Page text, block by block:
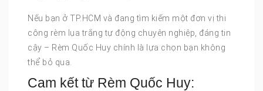
Nếu bạn ở TP.HCM và đang tìm kiếm một đơn vị thi
công rèm lụa trắng tự động chuyên nghiệp, đáng tin
cậy – Rèm Quốc Huy chính là lựa chọn bạn không
thể bỏ qua.
Cam kết từ Rèm Quốc Huy: